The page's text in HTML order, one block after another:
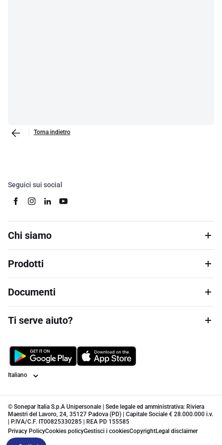
Torna indietro
Seguici sui social
Chi siamo
Prodotti
Documenti
Ti serve aiuto?
Lingua
© Sonepar Italia S.p.A Unipersonale | Sede legale ed amministrativa: Riviera
Maestri del Lavoro, 24, 35127 Padova (PD) | Capitale Sociale € 28.000.000 i.v.
| P.IVA/C.F. IT00825330285 | REA PD 155585
Privacy PolicyCookies policyGestisci i cookiesCopyrightLegal disclaimer